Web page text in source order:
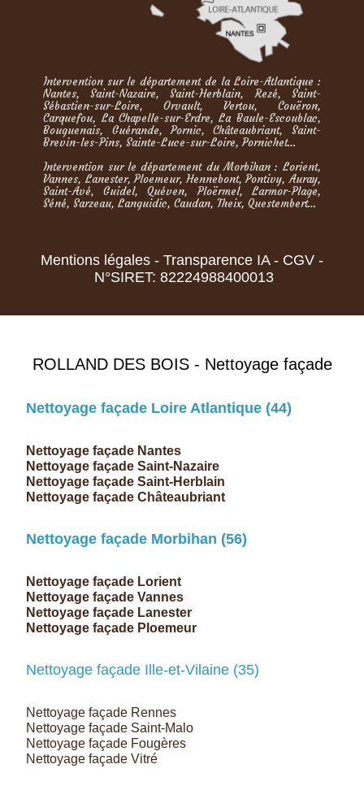
Intervention sur le département de la Loire-Atlantique :
Nantes, Saint-Nazaire, Saint-Herblain, Rezé, Saint-
Sébastien-sur-Loire, Orvault, Vertou, Couëron,
Carquefou, La Chapelle-sur-Erdre, La Baule-Escoublac,
Bouguenais, Guérande, Pornic, Châteaubriant, Saint-
Brevin-les-Pins, Sainte-Luce-sur-Loire, Pornichet…
Intervention sur le département du Morbihan : Lorient,
Vannes, Lanester, Ploemeur, Hennebont, Pontivy, Auray,
Saint-Avé, Guidel, Quéven, Ploërmel, Larmor-Plage,
Séné, Sarzeau, Languidic, Caudan, Theix, Questembert…
Mentions légales - Transparence IA- CGV -
N°SIRET: 82224988400013
ROLLAND DES BOIS - Nettoyage façade
Nettoyage façade Loire Atlantique (44)
Nettoyage façade Nantes
Nettoyage façade Saint-Nazaire
Nettoyage façade Saint-Herblain
Nettoyage façade Châteaubriant
Nettoyage façade Morbihan (56)
Nettoyage façade Lorient
Nettoyage façade Vannes
Nettoyage façade Lanester
Nettoyage façade Ploemeur
Nettoyage façade Ille-et-Vilaine (35)
Nettoyage façade Rennes
Nettoyage façade Saint-Malo
Nettoyage façade Fougères
Nettoyage façade Vitré